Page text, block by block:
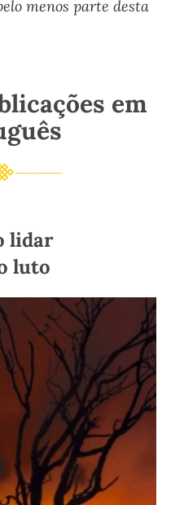
menos parte desta
em
lidar
luto